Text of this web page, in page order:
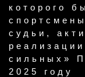
которого
судьи,
сильных»
2025 году